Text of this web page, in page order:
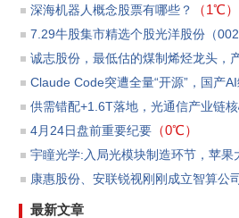
​深海机器人概念股票有哪些？ （1℃）
7.29牛股集市精选个股光洋股份（
供需错配+1.6T落地，光通信产业链
4月24日盘前重要纪要（0℃）
宇瞳光学:入局光模块制造环节，苹果
最新文章